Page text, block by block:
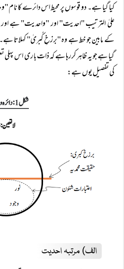
کیا گیا ہے۔ دو قوسوں پر محیط اس دائرے کا
علیٰ الترتیب "احدیت" اور "واحدیت" ہے اور
کے مابین جو خط ہے وہ "برزخِ کُبریٰ" کہلاتا
گیا ہے جو یہ ظاہر کررہا ہے کہ ذات باری اس
کی تفصیل یوں ہے:
الف) مرتبہ احدیت